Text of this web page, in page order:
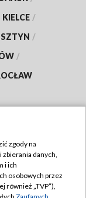
KIELCE /
/
/
zgody na
danych,
i ich
osobowych przez
również „TVP”),